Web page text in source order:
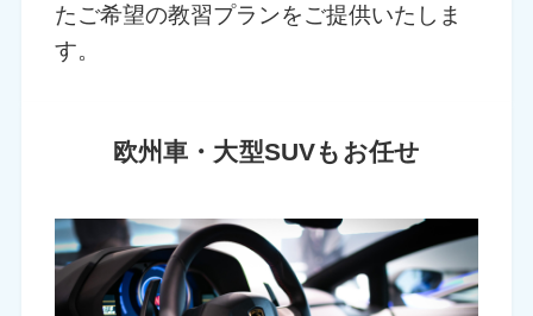
たご希望の教習プランをご提供いたしま
す。
欧州車・大型SUVもお任せ